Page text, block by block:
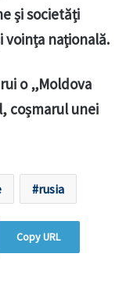
și societăți
națională.
o „Moldova
coșmarul unei
rusia
Copy URL